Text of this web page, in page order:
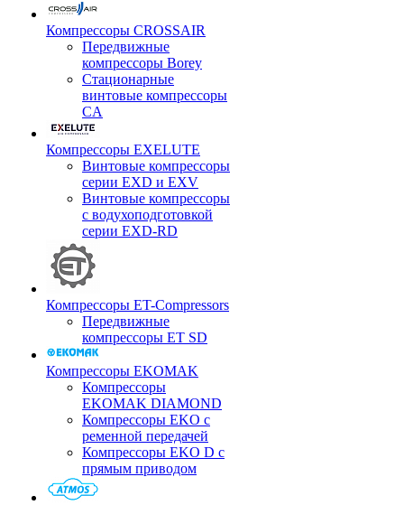
Компрессоры CROSSAIR
Передвижные
компрессоры Borey
Стационарные
винтовые компрессоры
CA
Компрессоры EXELUTE
Винтовые компрессоры
серии EXD и EXV
Винтовые компрессоры
с водухоподготовкой
серии EXD-RD
Компрессоры ET-Compressors
Передвижные
компрессоры ET SD
Компрессоры EKOMAK
Компрессоры
EKOMAK DIAMOND
Компрессоры EKO c
ременной передачей
Компрессоры EKO D с
прямым приводом